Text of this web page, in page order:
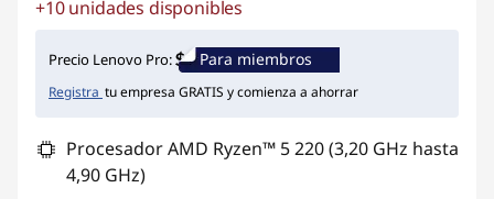
Ahorros instantáneos :
+10 unidades disponibles
Precio Lenovo Pro: Para miembros
Registra tu empresa GRATIS y comienza a ahorrar
Procesador AMD Ryzen™ 5 220 (3,20 GHz hasta
4,90 GHz)